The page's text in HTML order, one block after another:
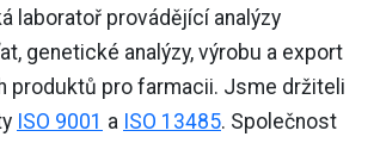
laboratoř provádějící analýzy
genetické analýzy, výrobu a export
produktů pro farmacii. Jsme držiteli
ISO 9001 a ISO 13485. Společnost